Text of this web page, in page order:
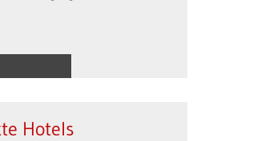
Hotels